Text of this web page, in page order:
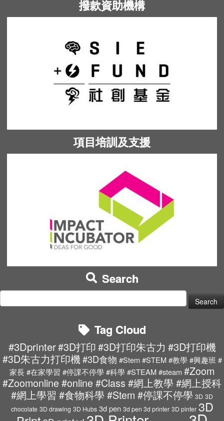
撥款資助機構
項目培訓及支援
Search
Tag Cloud
#3Dprinter#3D打印#3D打印朱古力 #3D打印機
#3D朱古力打印機#3D食物 #Stem #STEM #教學 #興趣班 #
家長 #在家學習 #停課不停學 #科學 #STEAM #steam#Zoom
#Zoomonline #online #Class #網上教學 #網上授科
#網上學習 #食物科學 #Stem #停課不停學 3D 3D
chocolate 3D drawing 3D Hubs 3d pen 3d pen 3d printer 3D pinter 3D